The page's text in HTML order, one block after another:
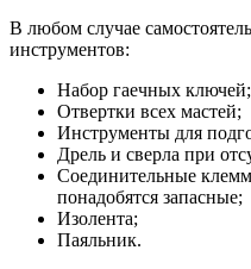
В любом случае
инструментов:
Набор гаечных ключей;
Отвертки всех мастей;
Инструменты для
Дрель и сверла при
Соединительные
понадобятся запасные;
Изолента;
Паяльник.